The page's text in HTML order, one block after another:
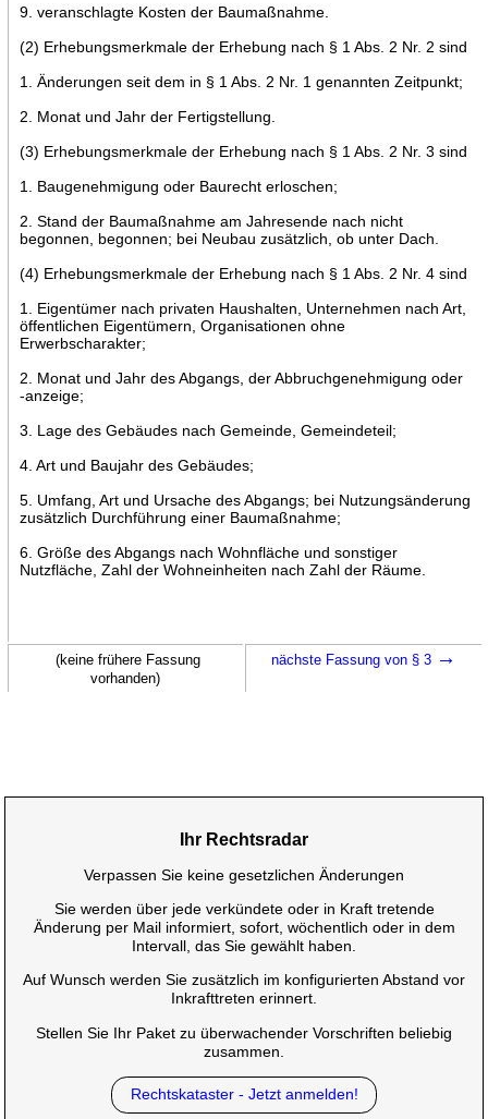
9. veranschlagte Kosten der Baumaßnahme.
(2) Erhebungsmerkmale der Erhebung nach § 1 Abs. 2 Nr. 2 sind
1. Änderungen seit dem in § 1 Abs. 2 Nr. 1 genannten Zeitpunkt;
2. Monat und Jahr der Fertigstellung.
(3) Erhebungsmerkmale der Erhebung nach § 1 Abs. 2 Nr. 3 sind
1. Baugenehmigung oder Baurecht erloschen;
2. Stand der Baumaßnahme am Jahresende nach nicht
begonnen, begonnen; bei Neubau zusätzlich, ob unter Dach.
(4) Erhebungsmerkmale der Erhebung nach § 1 Abs. 2 Nr. 4 sind
1. Eigentümer nach privaten Haushalten, Unternehmen nach Art,
öffentlichen Eigentümern, Organisationen ohne
Erwerbscharakter;
2. Monat und Jahr des Abgangs, der Abbruchgenehmigung oder
-anzeige;
3. Lage des Gebäudes nach Gemeinde, Gemeindeteil;
4. Art und Baujahr des Gebäudes;
5. Umfang, Art und Ursache des Abgangs; bei Nutzungsänderung
zusätzlich Durchführung einer Baumaßnahme;
6. Größe des Abgangs nach Wohnfläche und sonstiger
Nutzfläche, Zahl der Wohneinheiten nach Zahl der Räume.
(keine frühere Fassung
vorhanden)
nächste Fassung von § 3 →
Ihr Rechtsradar
Verpassen Sie keine gesetzlichen Änderungen
Sie werden über jede verkündete oder in Kraft tretende
Änderung per Mail informiert, sofort, wöchentlich oder in dem
Intervall, das Sie gewählt haben.
Auf Wunsch werden Sie zusätzlich im konfigurierten Abstand vor
Inkrafttreten erinnert.
Stellen Sie Ihr Paket zu überwachender Vorschriften beliebig
zusammen.
Rechtskataster - Jetzt anmelden!